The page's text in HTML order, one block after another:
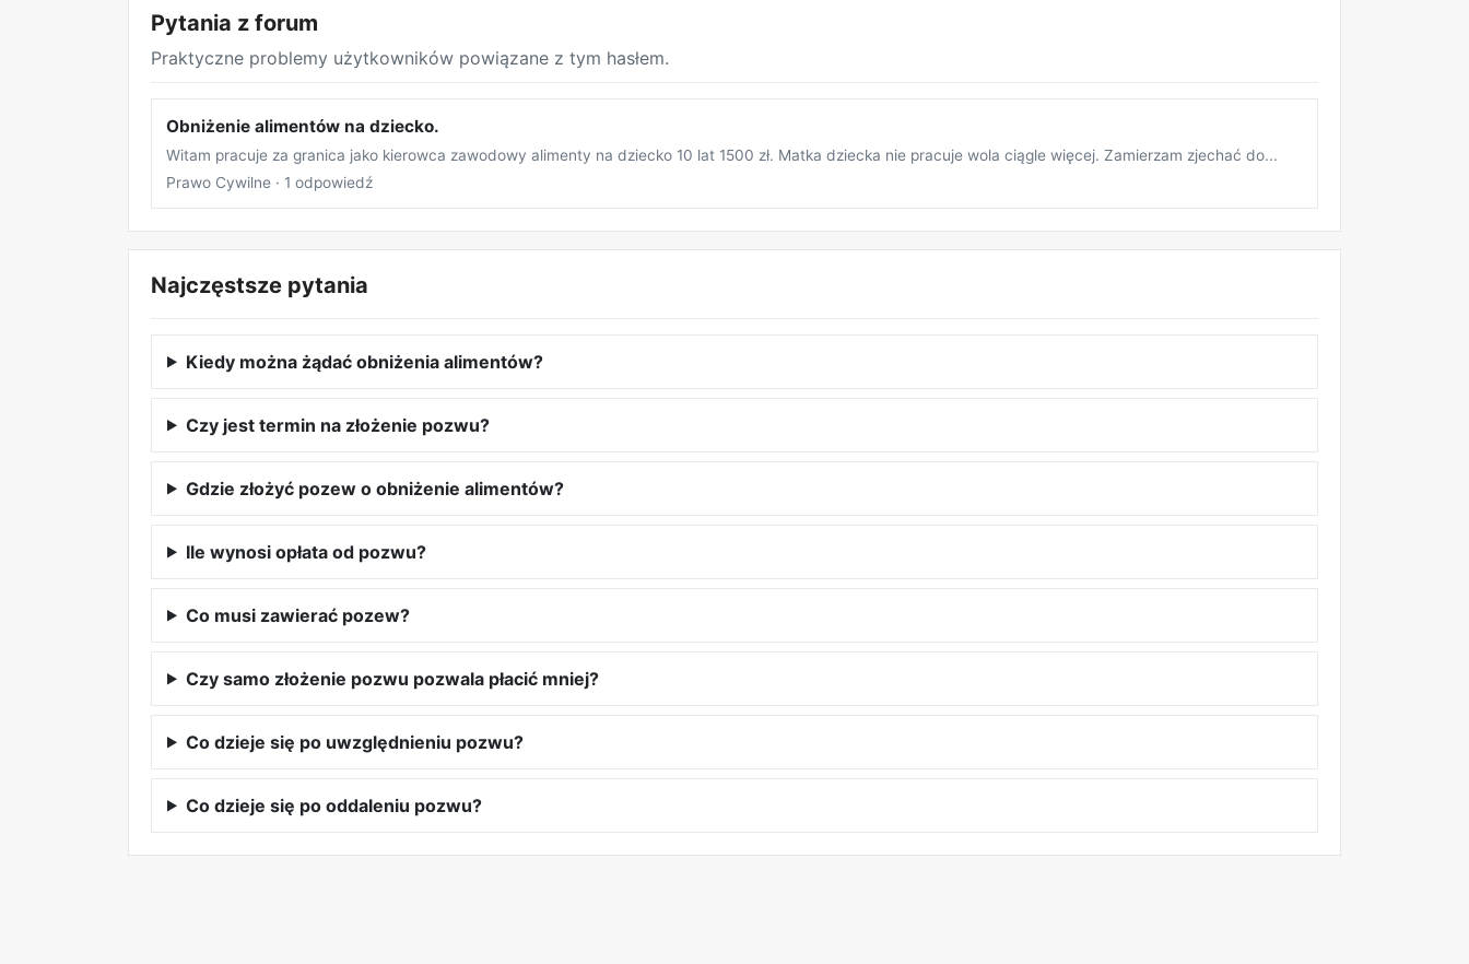
Pytania z forum
Praktyczne problemy użytkowników powiązane z tym hasłem.
Obniżenie alimentów na dziecko.
Witam pracuje za granica jako kierowca zawodowy alimenty na dziecko 10 lat 1500 zł. Matka dziecka nie pracuje wola ciągle więcej. Zamierzam zjechać do...
Prawo Cywilne · 1 odpowiedź
Najczęstsze pytania
Kiedy można żądać obniżenia alimentów?
Czy jest termin na złożenie pozwu?
Gdzie złożyć pozew o obniżenie alimentów?
Ile wynosi opłata od pozwu?
Co musi zawierać pozew?
Czy samo złożenie pozwu pozwala płacić mniej?
Co dzieje się po uwzględnieniu pozwu?
Co dzieje się po oddaleniu pozwu?